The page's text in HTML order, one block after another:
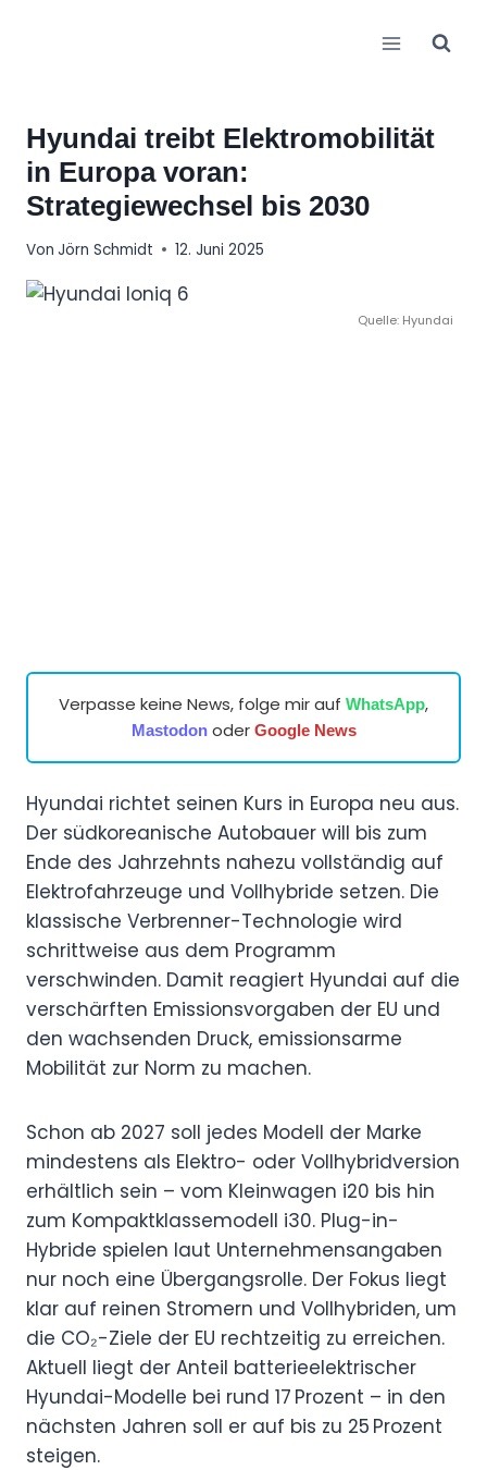
Hyundai treibt Elektromobilität
in Europa voran:
Strategiewechsel bis 2030
Von Jörn Schmidt 12. Juni 2025
Quelle: Hyundai
Verpasse keine News, folge mir auf WhatsApp,
Mastodonoder Google News
Hyundai richtet seinen Kurs in Europa neu aus.
Der südkoreanische Autobauer will bis zum
Ende des Jahrzehnts nahezu vollständig auf
Elektrofahrzeuge und Vollhybride setzen. Die
klassische Verbrenner-Technologie wird
schrittweise aus dem Programm
verschwinden. Damit reagiert Hyundai auf die
verschärften Emissionsvorgaben der EU und
den wachsenden Druck, emissionsarme
Mobilität zur Norm zu machen.
Schon ab 2027 soll jedes Modell der Marke
mindestens als Elektro- oder Vollhybridversion
erhältlich sein – vom Kleinwagen i20 bis hin
zum Kompaktklassemodell i30. Plug-in-
Hybride spielen laut Unternehmensangaben
nur noch eine Übergangsrolle. Der Fokus liegt
klar auf reinen Stromern und Vollhybriden, um
die CO₂-Ziele der EU rechtzeitig zu erreichen.
Aktuell liegt der Anteil batterieelektrischer
Hyundai-Modelle bei rund 17 Prozent – in den
nächsten Jahren soll er auf bis zu 25 Prozent
steigen.